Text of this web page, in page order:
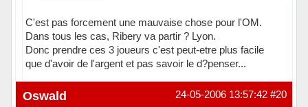
C'est pas forcement une mauvaise chose pour l'OM.
Dans tous les cas, Ribery va partir ? Lyon.
Donc prendre ces 3 joueurs c'est peut-etre plus facile
que d'avoir de l'argent et pas savoir le d?penser...
Hors ligne #20
24-05-2006 13:57:42
Oswald